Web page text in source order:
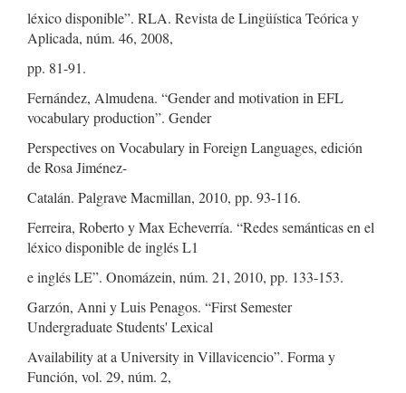
léxico disponible”. RLA. Revista de Lingüística Teórica y
Aplicada, núm. 46, 2008,
pp. 81-91.
Fernández, Almudena. “Gender and motivation in EFL
vocabulary production”. Gender
Perspectives on Vocabulary in Foreign Languages, edición
de Rosa Jiménez-
Catalán. Palgrave Macmillan, 2010, pp. 93-116.
Ferreira, Roberto y Max Echeverría. “Redes semánticas en el
léxico disponible de inglés L1
e inglés LE”. Onomázein, núm. 21, 2010, pp. 133-153.
Garzón, Anni y Luis Penagos. “First Semester
Undergraduate Students' Lexical
Availability at a University in Villavicencio”. Forma y
Función, vol. 29, núm. 2,